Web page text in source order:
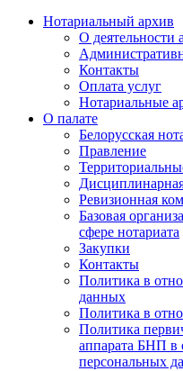
Нотариальный архив
О деятельности
Контакты
Оплата услуг
Нотариальные
О палате
Белорусская
Правление
Ревизионная
Базовая
сфере нотариата
Закупки
Контакты
Политика в
данных
Политика в
Политика
аппарата БНП в
персональных